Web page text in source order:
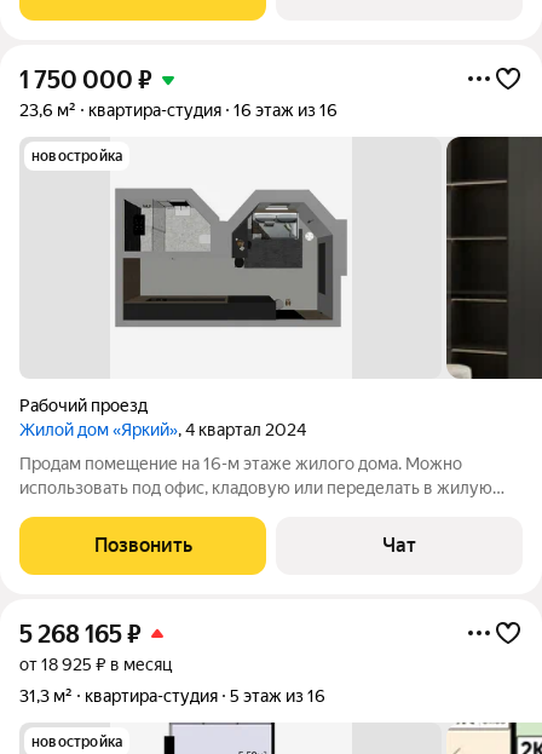
данном проекте Тикканен удачно
1 750 000 ₽
23,6 м² квартира-студия 16 этаж из 16
новостройка
Рабочий проезд
Жилой дом «Яркий», 4 квартал 2024
Продам помещение на 16-м этаже жилого дома. Можно
использовать под офис, кладовую или переделать в жилую
ремонте окажу. Возможно присоединить еще 45 квадратных
метров, и сделать 2 студии по 34
Позвонить Чат
5 268 165₽
от 18 925 ₽ в месяц
31,3 м²
квартира-студия 5 этаж из 16
новостройка